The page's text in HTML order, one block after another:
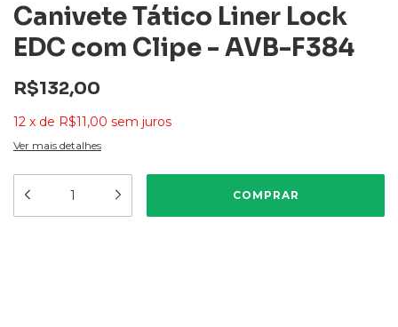
Canivete Tático Liner Lock
EDC com Clipe - AVB-F384
R$132,00
12 x de R$11,00 sem juros
Ver mais detalhes